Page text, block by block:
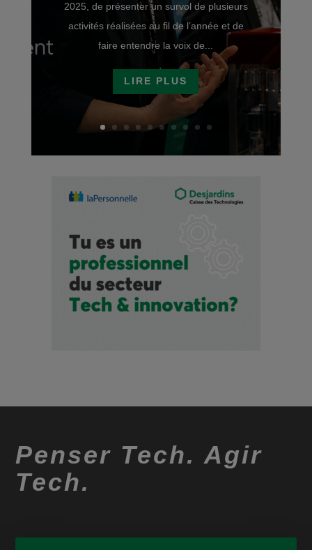
2025, de présenter un survol de plusieurs
activités réalisées au fil de l’année et de
faire entendre la voix de...
LIRE PLUS
Penser Tech. Agir
Tech.